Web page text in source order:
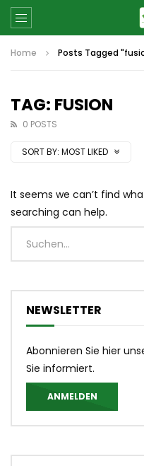
Home Posts Tagged
TAG: FUSION
0 POSTS
SORT BY: MOST LIKED
It seems we can’t find
searching can help.
NEWSLETTER
Abonnieren Sie hier
Sie informiert.
ANMELDEN